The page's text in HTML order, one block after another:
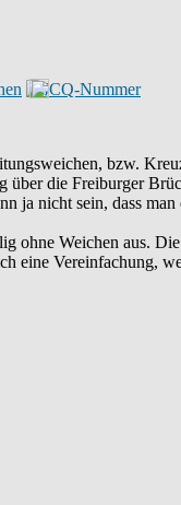
bzw.
die Freiburger
ja nicht sein, dass
Weichen aus.
eine Vereinfachung,